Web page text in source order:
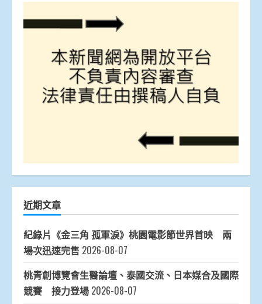
近期文章
紀錄片《金三角 孤軍淚》桃園電影節世界首映 兩
場次迅速完售 2026-08-07
桃青創博覽會生醫論壇、泰國交流、日本媒合及國際
競賽 接力登場 2026-08-07